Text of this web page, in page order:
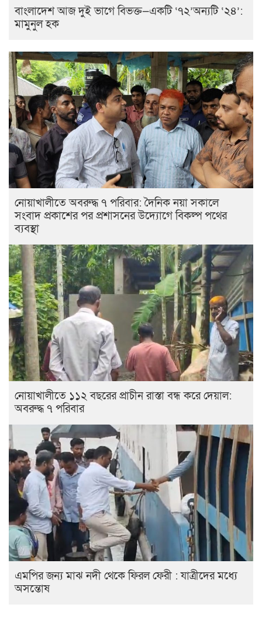
বাংলাদেশ আজ দুই ভাগে বিভক্ত—একটি ‘৭২’অন্যটি ‘২৪’:
মামুনুল হক
নোয়াখালীতে অবরুদ্ধ ৭ পরিবার: দৈনিক নয়া সকালে
সংবাদ প্রকাশের পর প্রশাসনের উদ্যোগে বিকল্প পথের
ব্যবস্থা
নোয়াখালীতে ১১২ বছরের প্রাচীন রাস্তা বন্ধ করে দেয়াল:
অবরুদ্ধ ৭ পরিবার
এমপির জন্য মাঝ নদী থেকে ফিরল ফেরী : যাত্রীদের মধ্যে
অসন্তোষ